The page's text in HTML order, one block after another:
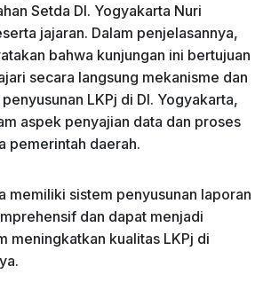
Setda DI. Yogyakarta Nuri
jajaran. Dalam penjelasannya,
bahwa kunjungan ini bertujuan
secara langsung mekanisme dan
LKPj di DI. Yogyakarta,
aspek penyajian data dan proses
pemerintah daerah.
memiliki sistem penyusunan laporan
dan dapat menjadi
meningkatkan kualitas LKPj di